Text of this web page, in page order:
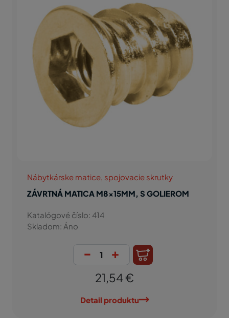
Nábytkárske matice, spojovacie skrutky
ZÁVRTNÁ MATICA M8x15MM, S GOLIEROM
Katalógové číslo: 414
Skladom: Áno
- +
21,54 €
Detail produktu